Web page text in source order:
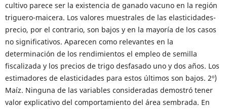
cultivo parece ser la existencia de ganado vacuno en la región
triguero-maicera. Los valores muestrales de las elasticidades-
precio, por el contrario, son bajos y en la mayoría de los casos
no significativos. Aparecen como relevantes en la
determinación de los rendimientos el empleo de semilla
fiscalizada y los precios de trigo desfasado uno y dos años. Los
estimadores de elasticidades para estos últimos son bajos. 2º)
Maíz. Ninguna de las variables consideradas demostró tener
valor explicativo del comportamiento del área sembrada. En